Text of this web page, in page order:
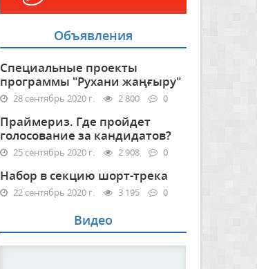
Объявления
Специальные проекты
программы "Рухани жаңғыру"
28 сентябрь 2020 г. 2 800 0
Праймериз. Где пройдет
голосование за кандидатов?
25 сентябрь 2020 г. 2 908 0
Набор в секцию шорт-трека
22 сентябрь 2020 г. 3 195 0
Видео